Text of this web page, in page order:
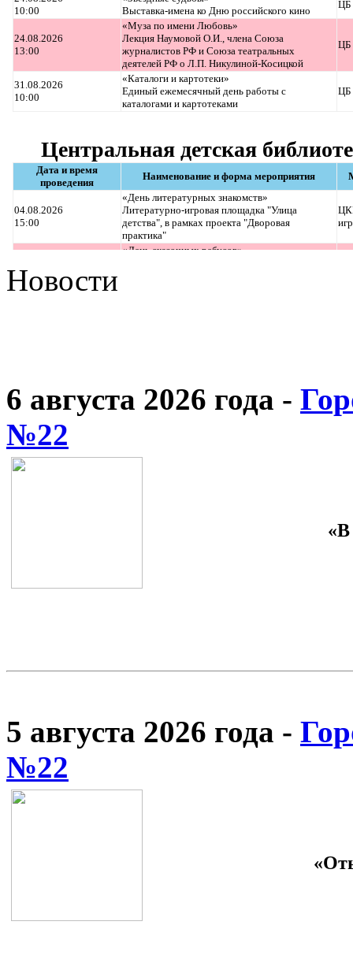
Новости
6 августа 2026 года -
№22
«В
5 августа 2026 года -
№22